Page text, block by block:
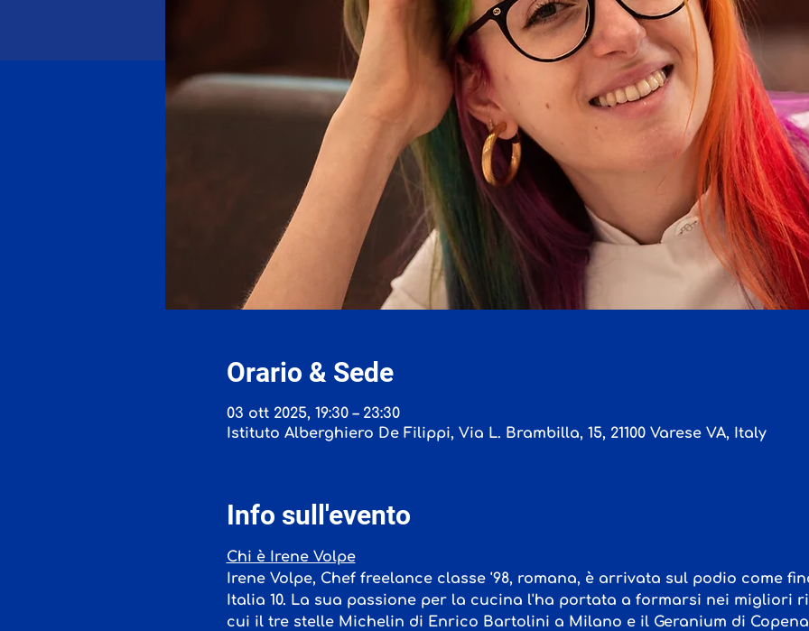
Orario & Sede
03 ott 2025, 19:30 – 23:30
Istituto Alberghiero De Filippi, Via L. Brambilla, 15, 21100 Varese VA, Italy
Info sull'evento
Chi è Irene Volpe
Irene Volpe, Chef freelance classe '98, romana, è arrivata sul podio come
Italia 10. La sua passione per la cucina l'ha portata a formarsi nei migliori
cui il tre stelle Michelin di Enrico Bartolini a Milano e il Geranium di